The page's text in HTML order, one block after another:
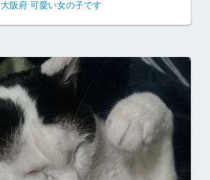
大阪府 可愛い女の子です